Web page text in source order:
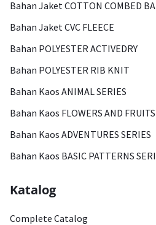
Bahan Jaket COTTON COMBED
Bahan Jaket CVC FLEECE
Bahan POLYESTER ACTIVEDRY
Bahan POLYESTER RIB KNIT
Bahan Kaos ANIMAL SERIES
Bahan Kaos FLOWERS AND
Bahan Kaos ADVENTURES SERIES
Bahan Kaos BASIC PATTERNS
Katalog
Complete Catalog